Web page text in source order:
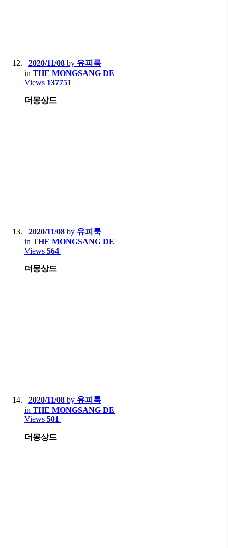
2020/11/08 by 유피룩
in THE MONGSANG DE
Views 137751
더몽상드
2020/11/08 by 유피룩
in THE MONGSANG DE
Views 564
더몽상드
2020/11/08 by 유피룩
in THE MONGSANG DE
Views 501
더몽상드